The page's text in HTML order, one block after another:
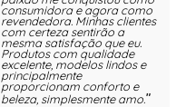
consumidora e agora como
revendedora. Minhas clientes
com certeza sentirão a
mesma satisfação que eu.
Produtos com qualidade
excelente, modelos lindos e
principalmente
proporcionam conforto e
beleza, simplesmente amo.